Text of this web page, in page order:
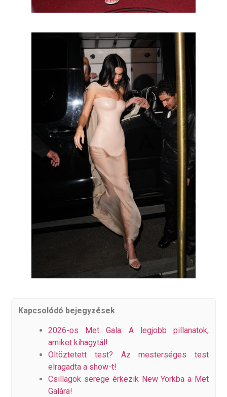
Kapcsolódó bejegyzések
2026-os Met Gala: A legjobb pillanatok,
amiket kihagytál!
Öltöztetett test? Az mesterséges test
elragadta a show-t!
Csillagok serege érkezik New Yorkba a Met
Galára!